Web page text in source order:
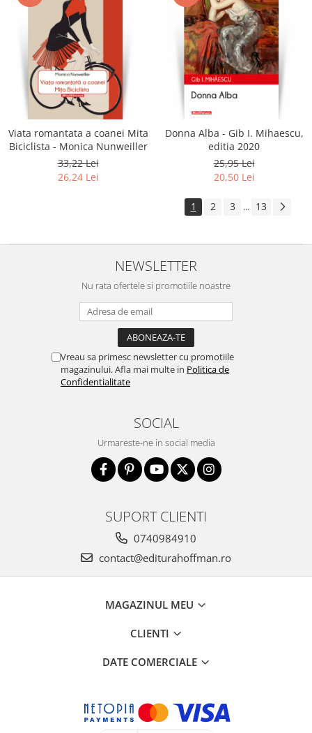
Viata romantata a coanei Mita
Biciclista - Monica Nunweiller
33,22 Lei
26,24 Lei
Donna Alba - Gib I. Mihaescu,
editia 2020
25,95 Lei
20,50 Lei
1 2 3 ... 13
NEWSLETTER
Nu rata ofertele si promotiile noastre
Vreau sa primesc newsletter cu promotiile
magazinului. Afla mai multe in Politica de
Confidentialitate
SOCIAL
Urmareste-ne in social media
SUPORT CLIENTI
0740984910
contact@editurahoffman.ro
MAGAZINUL MEU
CLIENTI
DATE COMERCIALE